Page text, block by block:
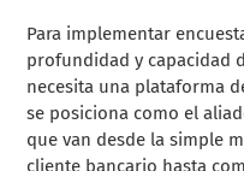
Para implementar
profundidad y capacidad
necesita una plataforma
se posiciona como el
que van desde la simple
cliente bancario hasta